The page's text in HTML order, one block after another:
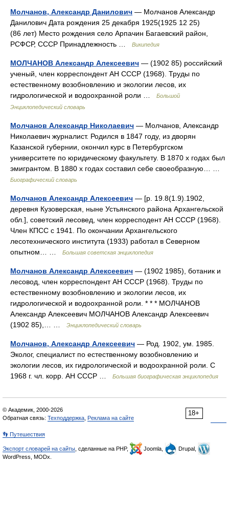
Молчанов, Александр Данилович — Молчанов Александр
Данилович Дата рождения 25 декабря 1925(1925 12 25)
(86 лет) Место рождения село Арпачин Багаевский район,
РСФСР, СССР Принадлежность …
Википедия
МОЛЧАНОВ Александр Алексеевич — (1902 85) российский
ученый, член корреспондент АН СССР (1968). Труды по
естественному возобновлению и экологии лесов, их
гидрологической и водоохранной роли …
Большой
Энциклопедический словарь
Молчанов Александр Николаевич — Молчанов, Александр
Николаевич журналист. Родился в 1847 году, из дворян
Казанской губернии, окончил курс в Петербургском
университете по юридическому факультету. В 1870 х годах был
эмигрантом. В 1880 х годах составил себе своеобразную… …
Биографический словарь
Молчанов Александр Алексеевич — [р. 19.8(1.9).1902,
деревня Кузоверская, ныне Устьянского района Архангельской
обл.], советский лесовед, член корресподент АН СССР (1968).
Член КПСС с 1941. По окончании Архангельского
лесотехнического института (1933) работал в Северном
опытном… …
Большая советская энциклопедия
Молчанов Александр Алексеевич — (1902 1985), ботаник и
лесовод, член корреспондент АН СССР (1968). Труды по
естественному возобновлению и экологии лесов, их
гидрологической и водоохранной роли. * * * МОЛЧАНОВ
Александр Алексеевич МОЛЧАНОВ Александр Алексеевич
(1902 85),… …
Энциклопедический словарь
Молчанов, Александр Алексеевич — Род. 1902, ум. 1985.
Эколог, специалист по естественному возобновлению и
экологии лесов, их гидрологической и водоохранной роли. С
1968 г. чл. корр. АН СССР …
Большая биографическая энциклопедия
18+
© Академик, 2000-2026
Обратная связь: Техподдержка Реклама на сайте
👣 Путешествия
Экспорт словарей на сайты , сделанные на PHP, Joomla,
Drupal,
WordPress, MODx.